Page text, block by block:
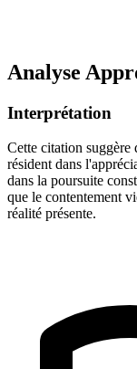
Analyse
Interprétation
Cette citation suggère
résident dans
dans la poursuite
que le contentement
réalité présente.